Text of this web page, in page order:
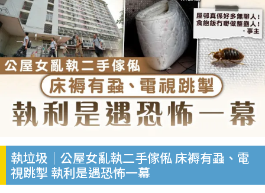
執垃圾｜公屋女亂執二手傢俬 床褥有蝨、電
視跳掣 執利是遇恐怖一幕